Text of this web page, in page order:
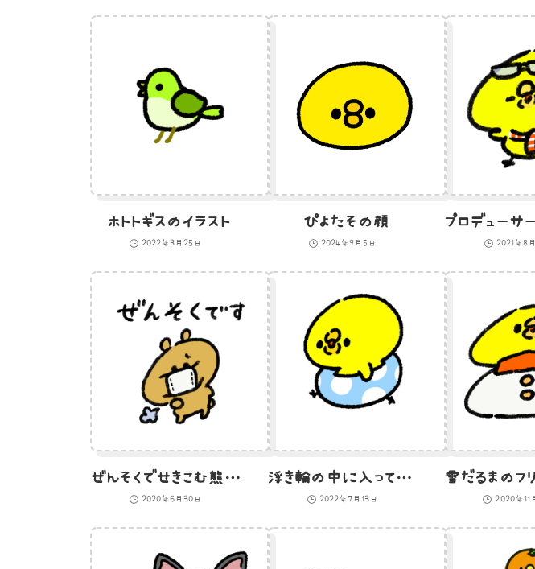
ホトトギスのイラスト
2022年3月25日
ぴよたその顔
2024年9月5日 2021年8
ぜんそくでせきこむ熊のイラスト
2020年6月30日
浮き輪の中に入って走り回るひよこ（GIFアニメ）
2022年7月13日 2020年11